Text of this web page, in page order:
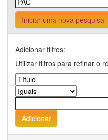
Iniciar uma nova pesquisa
Adicionar filtros:
Utilizar filtros para refinar o